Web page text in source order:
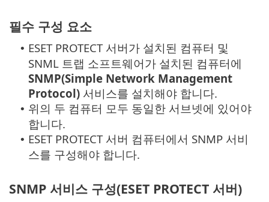
필수 구성 요소
• ESET PROTECT 서버가 설치된 컴퓨터 및
SNML 트랩 소프트웨어가 설치된 컴퓨터에
SNMP(Simple Network Management
Protocol) 서비스를 설치해야 합니다.
• 위의 두 컴퓨터 모두 동일한 서브넷에 있어야
합니다.
• ESET PROTECT 서버 컴퓨터에서 SNMP 서비
스를 구성해야 합니다.
SNMP 서비스 구성(ESET PROTECT 서버)